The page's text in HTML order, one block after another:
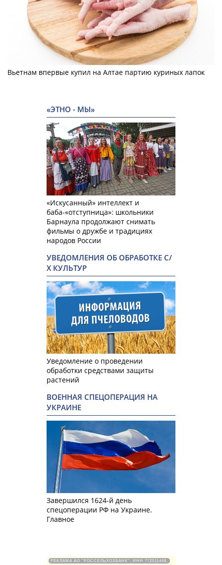
Вьетнам впервые купил на Алтае партию куриных лапок
«ЭТНО - МЫ»
«Искусанный» интеллект и
баба-«отступница»: школьники
Барнаула продолжают снимать
фильмы о дружбе и традициях
народов России
УВЕДОМЛЕНИЯ ОБ ОБРАБОТКЕ С/
Х КУЛЬТУР
Уведомление о проведении
обработки средствами защиты
растений
ВОЕННАЯ СПЕЦОПЕРАЦИЯ НА
УКРАИНЕ
Завершился 1624-й день
спецоперации РФ на Украине.
Главное
РЕКЛАМА АО "РОССЕЛЬХОЗБАНК". ИНН 772511448.